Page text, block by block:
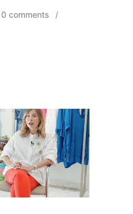
0 comments
/